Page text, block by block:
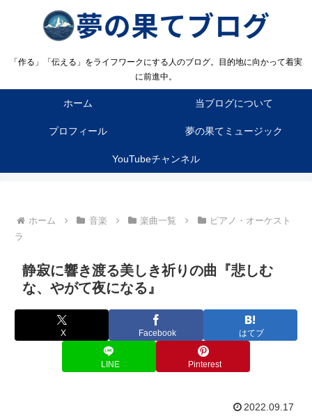
「作る」「伝える」をライフワークにする人のブログ。目的地に向かって着実
に前進中。
ホーム 当ブログについて
プロフィール 夢の果てミュージック
YouTubeチャンネル
ホーム 音楽 楽曲一覧
ピアノ・オーケスト
ラ
静寂に響き渡る美しき祈りの曲『悲しむ
な、やがて夜になる』
X Facebook はてブ
LINE Pinterest
2022.09.17